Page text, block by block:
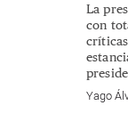
La
con
Yago